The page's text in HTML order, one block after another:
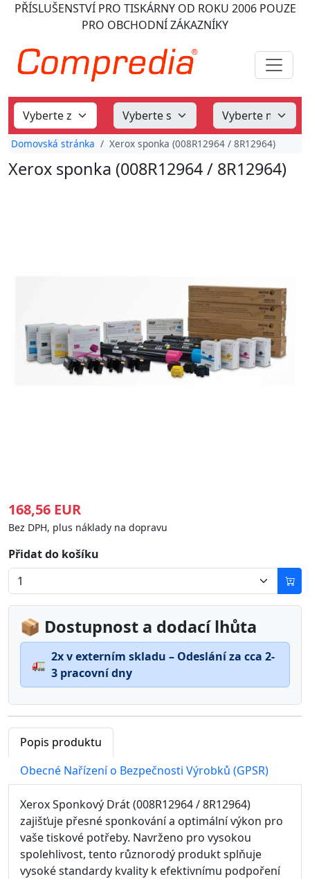
PŘÍSLUŠENSTVÍ PRO TISKÁRNY OD ROKU 2006POUZE
PRO OBCHODNÍ ZÁKAZNÍKY
Domovská stránka Xerox sponka (008R12964 / 8R12964)
Xerox sponka (008R12964 / 8R12964)
168,56 EUR
Bez DPH, plus náklady na dopravu
Přidat do košíku
📦 Dostupnost a dodací lhůta
🚛
2x v externím skladu – Odeslání za cca 2-
3 pracovní dny
Popis produktu
Obecné Nařízení o Bezpečnosti Výrobků (GPSR)
Xerox Sponkový Drát (008R12964 / 8R12964)
zajišťuje přesné sponkování a optimální výkon pro
vaše tiskové potřeby. Navrženo pro vysokou
spolehlivost, tento různorodý produkt splňuje
vysoké standardy kvality k efektivnímu podpoření